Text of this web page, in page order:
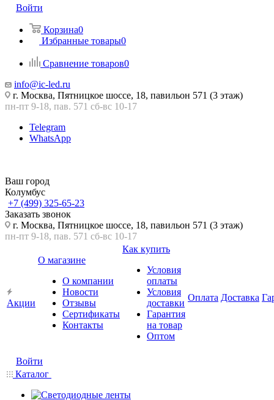
Войти
Корзина0
Избранные товары0
Сравнение товаров0
info@ic-led.ru
г. Москва, Пятницкое шоссе, 18, павильон 571 (3 этаж)
пн-пт 9-18, пав. 571 сб-вс 10-17
Telegram
WhatsApp
Ваш город
Колумбус
+7 (499) 325-65-23
Заказать звонок
г. Москва, Пятницкое шоссе, 18, павильон 571 (3 этаж)
пн-пт 9-18, пав. 571 сб-вс 10-17
Акции
О магазине
О компании
Новости
Отзывы
Сертификаты
Контакты
Как купить
Условия
оплаты
Условия
доставки
Гарантия
на товар
Оптом
Оплата Доставка
Войти
Каталог